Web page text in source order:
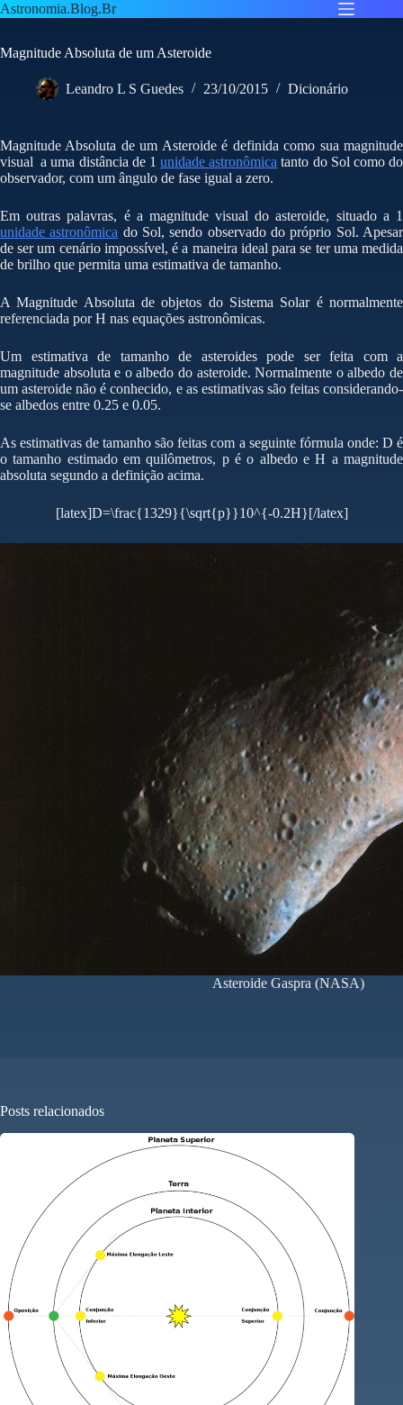
Pular
para
conteúdo
Astronomia.Blog.Br
Magnitude Absoluta de um Asteroide
Leandro L S Guedes 23/10/2015 Dicionário
Magnitude Absoluta de um Asteroide é definida como sua magnitude
visual a uma distância de 1unidade astronômica tanto do Sol como do
observador, com um ângulo de fase igual a zero.
Em outras palavras, é a magnitude visual do asteroide, situado a 1
unidade astronômica do Sol, sendo observado do próprio Sol. Apesar
de ser um cenário impossível, é a maneira ideal para se ter uma medida
de brilho que permita uma estimativa de tamanho.
A Magnitude Absoluta de objetos do Sistema Solar é normalmente
referenciada por H nas equações astronômicas.
Um estimativa de tamanho de asteroides pode ser feita com a
magnitude absoluta e o albedo do asteroide. Normalmente o albedo de
um asteroide não é conhecido, e as estimativas são feitas considerando-
se albedos entre 0.25 e 0.05.
As estimativas de tamanho são feitas com a seguinte fórmula onde: D é
o tamanho estimado em quilômetros, p é o albedo e H a magnitude
absoluta segundo a definição acima.
[latex]D=\frac{1329}{\sqrt{p}}10^{-0.2H}[/latex]
Asteroide Gaspra (NASA)
Posts relacionados